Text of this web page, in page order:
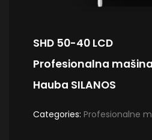
SHD 50-40 LCD
Profesionalna
Hauba SILANOS
Categories: Profesionalne